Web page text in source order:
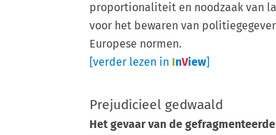
proportionaliteit en noodzaak van
voor het bewaren van
Europese normen.
[verder lezen in InView]
Prejudicieel gedwaald
Het gevaar van de